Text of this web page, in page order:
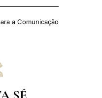
a Comunicação